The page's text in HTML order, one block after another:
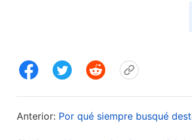
De esta forma, siempre me
hacer preguntas y averiguar más,
Anterior: Por qué siempre busqué